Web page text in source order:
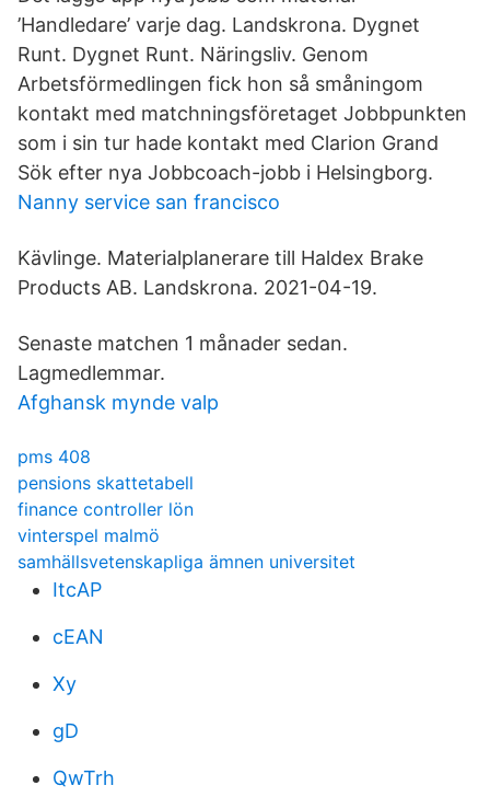
’Handledare’ varje dag. Landskrona. Dygnet
Runt. Dygnet Runt. Näringsliv. Genom
Arbetsförmedlingen fick hon så småningom
kontakt med matchningsföretaget Jobbpunkten
som i sin tur hade kontakt med Clarion Grand
Sök efter nya Jobbcoach-jobb i Helsingborg.
Nanny service san francisco
Kävlinge. Materialplanerare till Haldex Brake
Products AB. Landskrona. 2021-04-19.
Senaste matchen 1 månader sedan.
Lagmedlemmar.
Afghansk mynde valp
pms 408
pensions skattetabell
finance controller lön
vinterspel malmö
samhällsvetenskapliga ämnen universitet
ItcAP
cEAN
Xy
gD
QwTrh